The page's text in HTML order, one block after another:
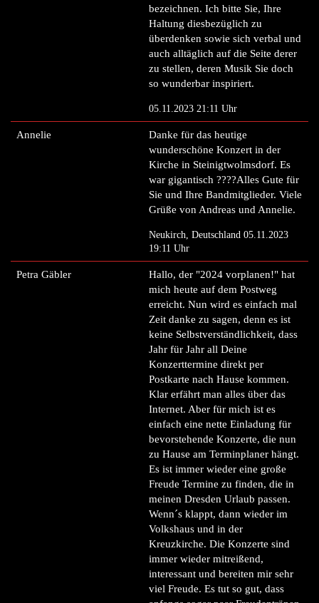
bezeichnen. Ich bitte Sie, Ihre
Haltung diesbezüglich zu
überdenken sowie sich verbal und
auch alltäglich auf die Seite derer
zu stellen, deren Musik Sie doch
so wunderbar inspiriert.
05.11.2023 21:11 Uhr
Annelie
Danke für das heutige
wunderschöne Konzert in der
Kirche in Steinigtwolmsdorf. Es
war gigantisch ????Alles Gute für
Sie und Ihre Bandmitglieder. Viele
Grüße von Andreas und Annelie.
Neukirch, Deutschland 05.11.2023
19:11 Uhr
Petra Gäbler
Hallo, der "2024 vorplanen!" hat
mich heute auf dem Postweg
erreicht. Nun wird es einfach mal
Zeit danke zu sagen, denn es ist
keine Selbstverständlichkeit, dass
Jahr für Jahr all Deine
Konzerttermine direkt per
Postkarte nach Hause kommen.
Klar erfährt man alles über das
Internet. Aber für mich ist es
einfach eine nette Einladung für
bevorstehende Konzerte, die nun
zu Hause am Terminplaner hängt.
Es ist immer wieder eine große
Freude Termine zu finden, die in
meinen Dresden Urlaub passen.
Wenn´s klappt, dann wieder im
Volkshaus und in der
Kreuzkirche. Die Konzerte sind
immer wieder mitreißend,
interessant und bereiten mir sehr
viel Freude. Es tut so gut, dass